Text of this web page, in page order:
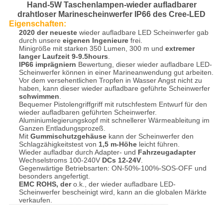
Hand-5W Taschenlampen-wieder aufladbarer
drahtloser Marinescheinwerfer IP66 des Cree-LED
Eigenschaften:
2020 der neuestewieder aufladbare LED Scheinwerfer gab
durch unsere eigenen Ingenieurefrei.
Minigröße mit starken 350 Lumen, 300 m und extremer
langer Laufzeit 9-9.5hours.
IP66 imprägniern Bewertung, dieser wieder aufladbare LED-
Scheinwerfer können in einer Marineanwendung gut arbeiten.
Vor dem versehentlichen Tropfen in Wasser Angst nicht zu
haben, kann dieser wieder aufladbare geführte Scheinwerfer
schwimmen.
Bequemer Pistolengriffgriff mit rutschfestem Entwurf für den
wieder aufladbaren geführten Scheinwerfer.
Aluminiumlegierungskopf mit schnellerer Wärmeableitung im
Ganzen Entladungsprozeß.
Mit Gummischutzgehäusekann der Scheinwerfer den
Schlagzähigkeitstest von 1,5 m-Höheleicht führen.
Wieder aufladbar durch Adapter- und Fahrzeugadapter
Wechselstroms 100-240V DCs 12-24V.
Gegenwärtige Betriebsarten: ON-50%-100%-SOS-OFF und
besonders angefertigt.
EMC ROHS, dero.k., der wieder aufladbare LED-
Scheinwerfer bescheinigt wird, kann an die globalen Märkte
verkaufen.